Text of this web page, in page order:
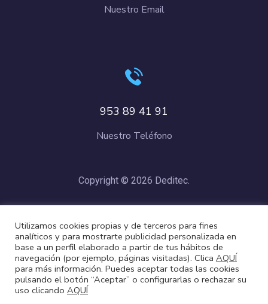
Nuestro Email
953 89 41 91
Nuestro Teléfono
Copyright © 2026 Deditec.
Cookies
Utilizamos cookies propias y de terceros para fines
analíticos y para mostrarte publicidad personalizada en
base a un perfil elaborado a partir de tus hábitos de
navegación (por ejemplo, páginas visitadas). Clica AQUÍ
para más información. Puedes aceptar todas las cookies
pulsando el botón “Aceptar” o configurarlas o rechazar su
uso clicando AQUÍ